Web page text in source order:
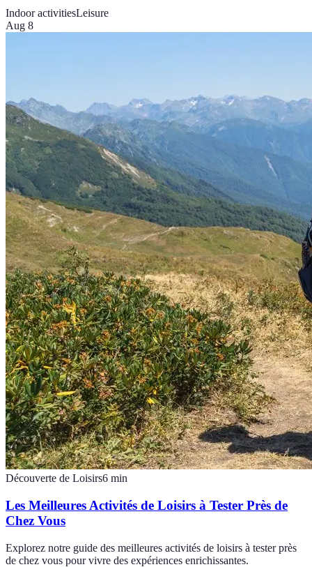
Indoor activitiesLeisure
Aug 8
Découverte de Loisirs6 min
Les Meilleures Activités de Loisirs à Tester Près de
Chez Vous
Explorez notre guide des meilleures activités de loisirs à tester près
de chez vous pour vivre des expériences enrichissantes.